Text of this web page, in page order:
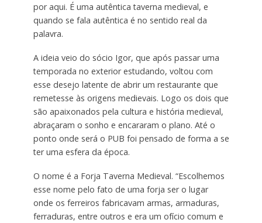
por aqui. É uma autêntica taverna medieval, e
quando se fala autêntica é no sentido real da
palavra.
A ideia veio do sócio Igor, que após passar uma
temporada no exterior estudando, voltou com
esse desejo latente de abrir um restaurante que
remetesse às origens medievais. Logo os dois que
são apaixonados pela cultura e história medieval,
abraçaram o sonho e encararam o plano. Até o
ponto onde será o PUB foi pensado de forma a se
ter uma esfera da época.
O nome é a Forja Taverna Medieval. “Escolhemos
esse nome pelo fato de uma forja ser o lugar
onde os ferreiros fabricavam armas, armaduras,
ferraduras, entre outros e era um ofício comum e